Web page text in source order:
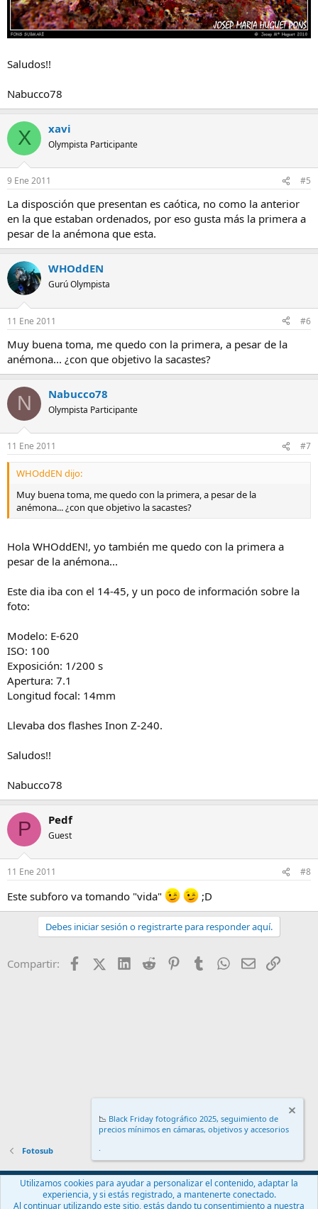
Saludos!!
Nabucco78
X xavi
Olympista Participante
9 Ene 2011 #5
La disposción que presentan es caótica, no como la anterior
en la que estaban ordenados, por eso gusta más la primera a
pesar de la anémona que esta.
WHOddEN
Gurú Olympista
11 Ene 2011 #6
Muy buena toma, me quedo con la primera, a pesar de la
anémona... ¿con que objetivo la sacastes?
N Nabucco78
Olympista Participante
11 Ene 2011 #7
WHOddEN dijo:
Muy buena toma, me quedo con la primera, a pesar de la
anémona... ¿con que objetivo la sacastes?
Hola WHOddEN!, yo también me quedo con la primera a
pesar de la anémona...
Este dia iba con el 14-45, y un poco de información sobre la
foto:
Modelo: E-620
ISO: 100
Exposición: 1/200 s
Apertura: 7.1
Longitud focal: 14mm
Llevaba dos flashes Inon Z-240.
Saludos!!
Nabucco78
P Pedf
Guest
11 Ene 2011 #8
Este subforo va tomando "vida" ;D
Debes iniciar sesión o registrarte para responder aquí.
Compartir: FacebookX (Twitter)
LinkedIn
Reddit PinterestTumblr WhatsApp
EmailEnlace
Fotosub
Español (ES)
Contáctanos
Términos y reglas Política de privacidad
Ayuda
📉 Black Friday fotográfico 2025, seguimiento de
precios mínimos en cámaras, objetivos y accesorios
.
Utilizamos cookies para ayudar a personalizar el contenido, adaptar la
experiencia, y si estás registrado, a mantenerte conectado.
Al continuar utilizando este sitio, estás dando tu consentimiento a nuestra